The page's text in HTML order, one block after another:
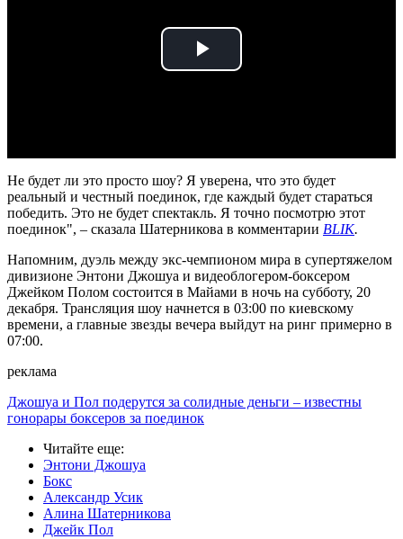
Play
Не будет ли это просто шоу? Я уверена, что это будет
реальный и честный поединок, где каждый будет стараться
победить. Это не будет спектакль. Я точно посмотрю этот
поединок", – сказала Шатерникова в комментарии BLIK.
Напомним, дуэль между экс-чемпионом мира в супертяжелом
дивизионе Энтони Джошуа и видеоблогером-боксером
Джейком Полом состоится в Майами в ночь на субботу, 20
декабря. Трансляция шоу начнется в 03:00 по киевскому
времени, а главные звезды вечера выйдут на ринг примерно в
07:00.
реклама
Джошуа и Пол подерутся за солидные деньги – известны
гонорары боксеров за поединок
Читайте еще:
Энтони Джошуа
Бокс
Александр Усик
Алина Шатерникова
Джейк Пол